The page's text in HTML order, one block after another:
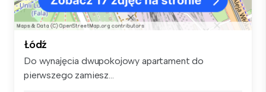
Łódź
Do wynajęcia dwupokojowy apartament do
pierwszego zamiesz...